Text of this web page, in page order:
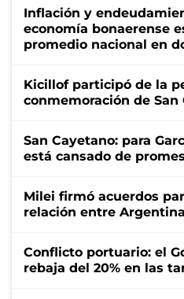
Inflación y
economía bonaerense
promedio nacional en
Kicillof participó de la
conmemoración de San
San Cayetano: para
está cansado de
Milei firmó acuerdos
relación entre
Conflicto portuario: el
rebaja del 20% en las